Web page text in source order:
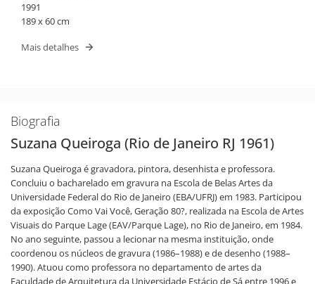
1991
189 x 60 cm
Mais detalhes
Biografia
Suzana Queiroga (Rio de Janeiro RJ 1961)
Suzana Queiroga é gravadora, pintora, desenhista e professora.
Concluiu o bacharelado em gravura na Escola de Belas Artes da
Universidade Federal do Rio de Janeiro (EBA/UFRJ) em 1983. Participou
da exposição Como Vai Você, Geração 80?, realizada na Escola de Artes
Visuais do Parque Lage (EAV/Parque Lage), no Rio de Janeiro, em 1984.
No ano seguinte, passou a lecionar na mesma instituição, onde
coordenou os núcleos de gravura (1986–1988) e de desenho (1988–
1990). Atuou como professora no departamento de artes da
Faculdade de Arquitetura da Universidade Estácio de Sá entre 1996 e